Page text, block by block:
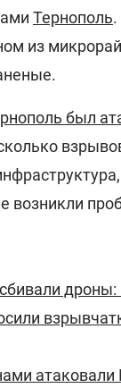
Тернополь
из
был
возникли
атаковали